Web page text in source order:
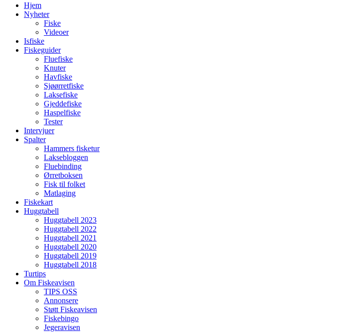
Hjem
Nyheter
Fiske
Videoer
Isfiske
Fiskeguider
Fluefiske
Knuter
Havfiske
Sjøørretfiske
Laksefiske
Gjeddefiske
Haspelfiske
Tester
Intervjuer
Spalter
Hammers fisketur
Laksebloggen
Fluebinding
Ørretboksen
Fisk til folket
Matlaging
Fiskekart
Huggtabell
Huggtabell 2023
Huggtabell 2022
Huggtabell 2021
Huggtabell 2020
Huggtabell 2019
Huggtabell 2018
Turtips
Om Fiskeavisen
TIPS OSS
Annonsere
Støtt Fiskeavisen
Fiskebingo
Jegeravisen